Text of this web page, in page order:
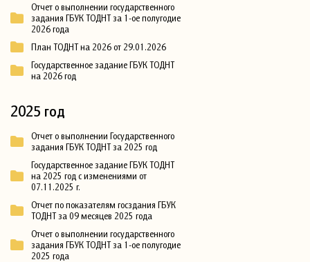
Отчет о выполнении государственного
задания ГБУК ТОДНТ за 1-ое полугодие
2026 года
План ТОДНТ на 2026 от 29.01.2026
Государственное задание ГБУК ТОДНТ
на 2026 год
2025 год
Отчет о выполнении Государственного
задания ГБУК ТОДНТ за 2025 год
Государственное задание ГБУК ТОДНТ
на 2025 год с изменениями от
07.11.2025 г.
Отчет по показателям госздания ГБУК
ТОДНТ за 09 месяцев 2025 года
Отчет о выполнении государственного
задания ГБУК ТОДНТ за 1-ое полугодие
2025 года